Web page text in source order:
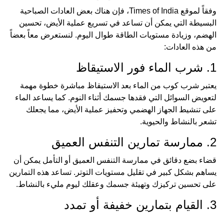
وفقاً لموقع Times of India، فإن هناك بعض العادات الصباحية
البسيطة التي يمكن أن تساعد في تسريع عملية الأيض، تحسين
الهضم، وزيادة مستويات الطاقة طوال اليوم. لنستعرض معاً بعضاً
من هذه العادات:
1. شرب الماء فور الاستيقاظ
يعتبر شرب كوب من الماء بعد الاستيقاظ مباشرة خطوة مهمة
لتعويض السوائل التي فقدها جسمك أثناء النوم. كما يساعد الماء
على تنشيط الجهاز الهضمي وتحفيز عملية الأيض، مما يجعلك
تشعر بالنشاط والحيوية.
2. ممارسة تمارين التنفس العميق
قضاء بضع دقائق في ممارسة التنفس العميق أو التأمل يمكن أن
يساهم بشكل كبير في تقليل مستويات التوتر. تساعد هذه التمارين
على تحسين تركيزك وتهيئة جسمك وعقلك ليوم مليء بالنشاط.
3. القيام بتمارين خفيفة أو تمدد